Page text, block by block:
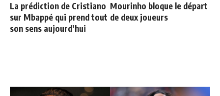
La prédiction de Cristiano
sur Mbappé qui prend tout
son sens aujourd’hui
Mourinho bloque le départ
de deux joueurs